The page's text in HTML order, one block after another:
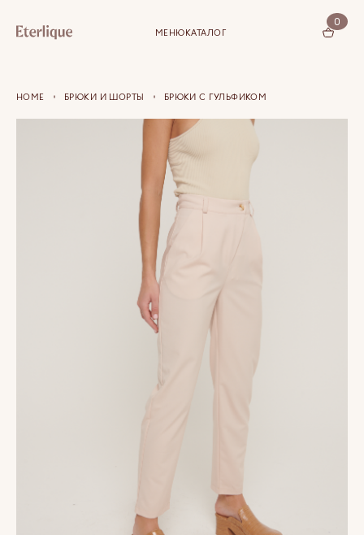
МЕНЮКАТАЛОГ
0
КОРЗИНА (0)
HOME БРЮКИ И ШОРТЫ БРЮКИ С ГУЛЬФИКОМ